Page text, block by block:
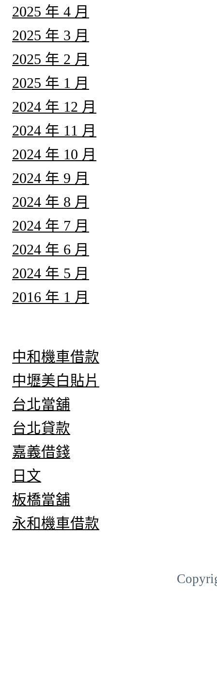
2025 年 4 月
2025 年 3 月
2025 年 2 月
2025 年 1 月
2024 年 12 月
2024 年 11 月
2024 年 10 月
2024 年 9 月
2024 年 8 月
2024 年 7 月
2024 年 6 月
2024 年 5 月
2016 年 1 月
中和機車借款
中壢美白貼片
台北當舖
台北貸款
嘉義借錢
日文
板橋當舖
永和機車借款